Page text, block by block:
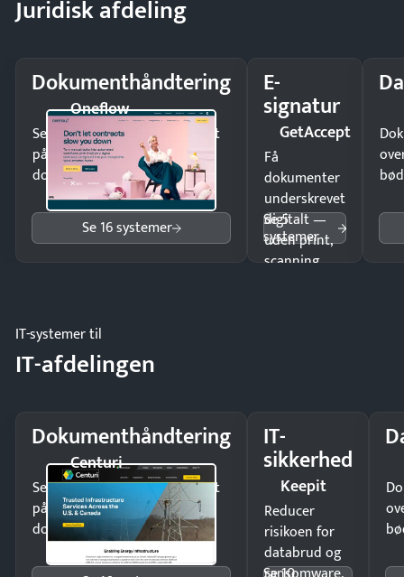
Juridisk afdeling
Dokumenthåndtering
Oneflow
Send kontrakter til underskrift
på minutter og mist ingen
dokumenter.
Se 16 systemer
E-
signatur
GetAccept
Få
dokumenter
underskrevet
digitalt —
uden print,
scanning
Se 5
systemer
IT-systemer til
IT-afdelingen
Dokumenthåndtering
Centuri
Send kontrakter til underskrift
på minutter og mist ingen
dokumenter.
IT-
sikkerhed
Keepit
Reducer
risikoen for
databrud og